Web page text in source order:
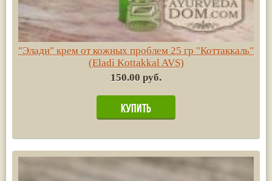
"Элади" крем от кожных проблем 25 гр "Коттаккаль"
(Eladi Kottakkal AVS)
150.00 руб.